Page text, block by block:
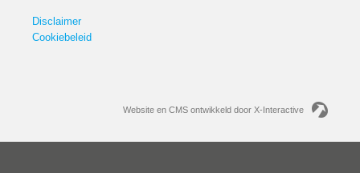
Disclaimer
Cookiebeleid
Website en CMS ontwikkeld door X-Interactive